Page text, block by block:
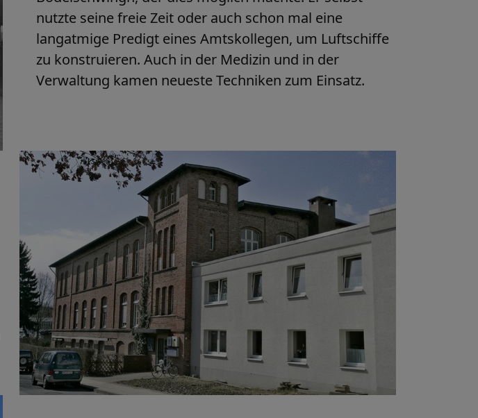
nutzte seine freie Zeit oder auch schon mal eine
langatmige Predigt eines Amtskollegen, um Luftschiffe
zu konstruieren. Auch in der Medizin und in der
Verwaltung kamen neueste Techniken zum Einsatz.